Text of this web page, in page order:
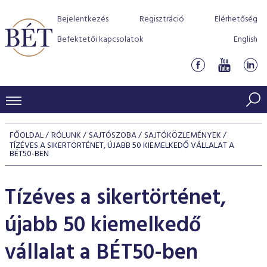
Bejelentkezés Regisztráció
Elérhetőség
Befektetői kapcsolatok
English
KERESKEDÉSI ADATOK
INDEXEK
Kötvényindexek
Jelzáloglevél indexek
Vállalati kötvény indexek
Kedvenc instrumentumok
Azonnali Piac
Részvények
Származékos piac
BEFEKTETŐK
Indexek
Részvény szekció
Hitelpapír szekció
Szabályozás
BÉT szabályzatok
Befektetővédelem
Alkalmazott díjstruktúra
Elszámolás
KIBOCSÁTÓK
Részvény és vállalati kötvény tőzsdei bevezetését
program
BÉT Xtend - Részvénypiac egyszerűen
TŐZSDETAGOK
Tőzsdetagok, üzletkötők
VENDOROK
FŐOLDAL RÓLUNK SAJTÓSZOBA SAJTÓKÖZLEMÉNYEK
TÍZÉVES A SIKERTÖRTÉNET, ÚJABB 50 KIEMELKEDŐ VÁLLALAT A
BÉT50-BEN
Tízéves a sikertörténet,
újabb 50 kiemelkedő
vállalat a BÉT50-ben